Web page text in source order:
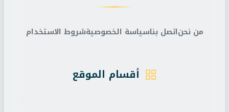
من نحناتصل بناسياسة الخصوصيةشروط الاستخدام
أقسام الموقع